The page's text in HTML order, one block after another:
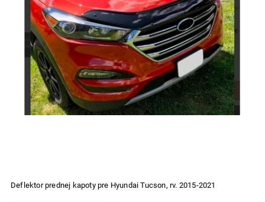
Deflektor prednej kapoty pre Hyundai Tucson, rv. 2015-2021